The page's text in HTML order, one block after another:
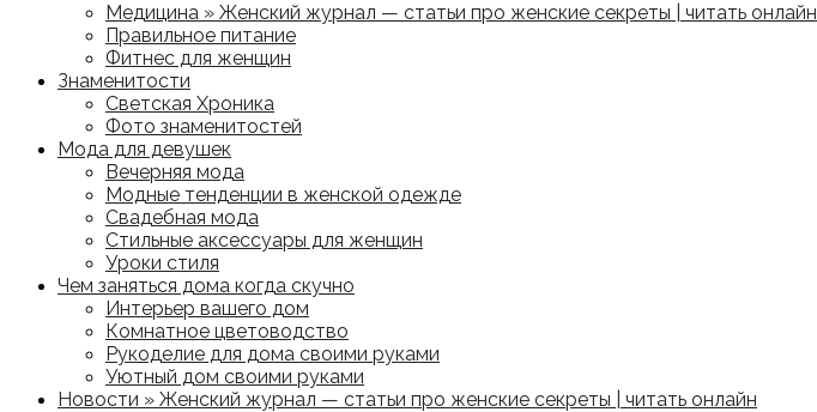
Медицина » Женский журнал — статьи про женские секреты | читать онлайн
Правильное питание
Фитнес для женщин
Знаменитости
Светская Хроника
Фото знаменитостей
Мода для девушек
Вечерняя мода
Модные тенденции в женской одежде
Свадебная мода
Стильные аксессуары для женщин
Уроки стиля
Чем заняться дома когда скучно
Интерьер вашего дом
Комнатное цветоводство
Рукоделие для дома своими руками
Уютный дом своими руками
Новости » Женский журнал — статьи про женские секреты | читать онлайн